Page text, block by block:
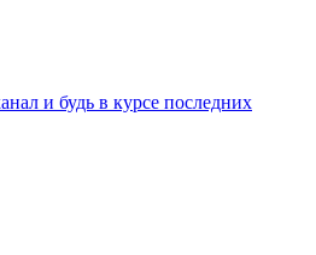
и будь в курсе последних